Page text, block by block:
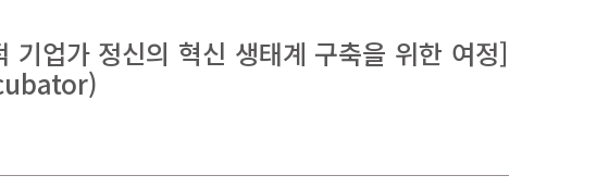
럼업가 정신의 혁신 생태계 구축을 위한 여정]